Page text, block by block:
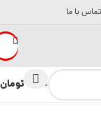
تماس با ما
0 تومان